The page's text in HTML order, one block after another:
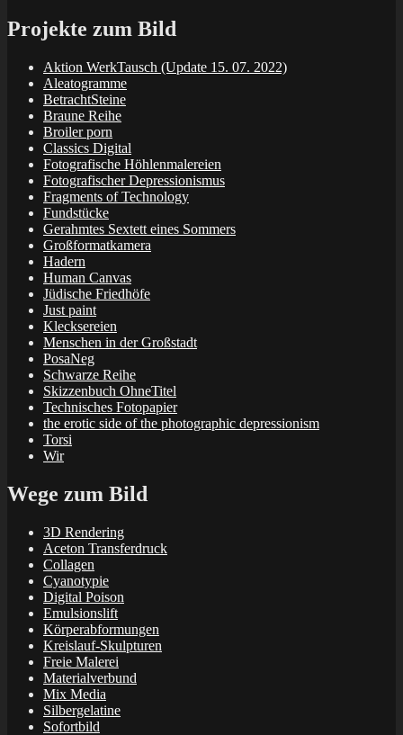
Projekte zum Bild
Aktion WerkTausch (Update 15. 07. 2022)
Aleatogramme
BetrachtSteine
Braune Reihe
Broiler porn
Classics Digital
Fotografische Höhlenmalereien
Fotografischer Depressionismus
Fragments of Technology
Fundstücke
Gerahmtes Sextett eines Sommers
Großformatkamera
Hadern
Human Canvas
Jüdische Friedhöfe
Just paint
Klecksereien
Menschen in der Großstadt
PosaNeg
Schwarze Reihe
Skizzenbuch OhneTitel
Technisches Fotopapier
the erotic side of the photographic depressionism
Torsi
Wir
Wege zum Bild
3D Rendering
Aceton Transferdruck
Collagen
Cyanotypie
Digital Poison
Emulsionslift
Körperabformungen
Kreislauf-Skulpturen
Freie Malerei
Materialverbund
Mix Media
Silbergelatine
Sofortbild